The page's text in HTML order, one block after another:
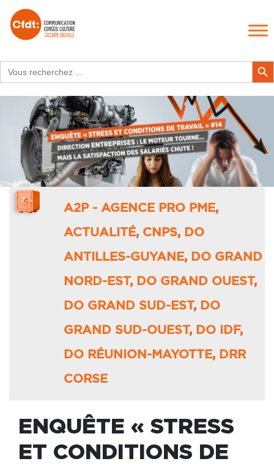
for:
Search
A2P - AGENCE PRO PME,
ACTUALITÉ, CNPS, DO
ANTILLES-GUYANE, DO GRAND
NORD-EST , DO GRAND OUEST ,
DO GRAND SUD-EST , DO
GRAND SUD-OUEST , DO IDF,
DO RÉUNION-MAYOTTE, DRR
CORSE
ENQUÊTE « STRESS
ET CONDITIONS DE